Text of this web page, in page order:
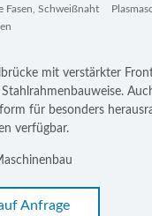
Fasen, Schweißnaht
mit verstärkter
für besonders
verfügbar.
Anfrage